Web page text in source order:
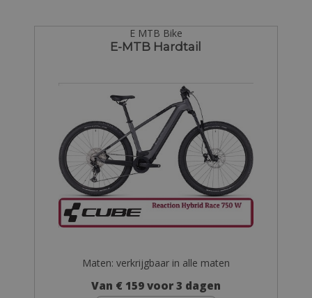
E MTB Bike
E-MTB Hardtail
Maten: verkrijgbaar in alle maten
Van € 159 voor 3 dagen